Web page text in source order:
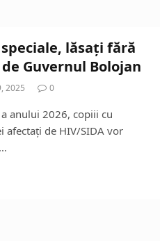
lăsați fără
Guvernul Bolojan
2025 0
anului 2026, copiii cu
afectați de HIV/SIDA vor